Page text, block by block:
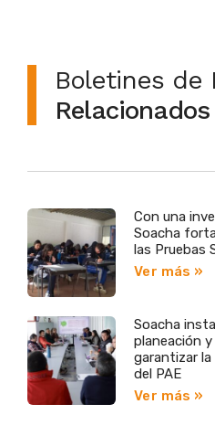
Boletines de
Relacionados
Con una
Soacha
las Pruebas
Ver más »
Soacha
planeación
garantizar
del PAE
Ver más »